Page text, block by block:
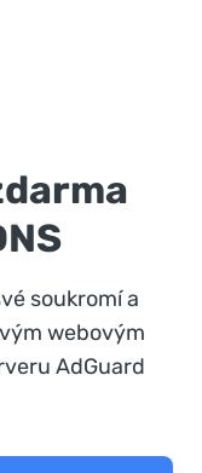
soukromí a
webovým
AdGuard